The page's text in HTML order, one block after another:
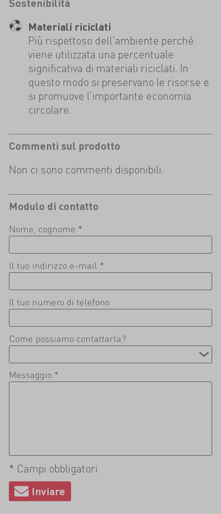
Materiali riciclati
Più rispettoso dell'ambiente perché
viene utilizzata una percentuale
significativa di materiali riciclati. In
questo modo si preservano le risorse e
si promuove l'importante economia
circolare.
Commenti sul prodotto
Non ci sono commenti disponibili.
Modulo di contatto
Nome, cognome *
Il tuo indirizzo e-mail *
Il tuo numero di telefono
Come possiamo contattarla?
Messaggio *
* Campi obbligatori